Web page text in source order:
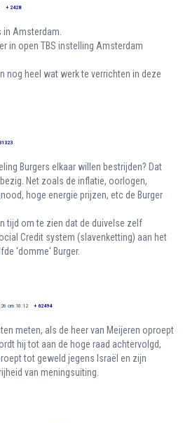
+ 2428
Amsterdam.
in open TBS instelling Amsterdam
nog heel wat werk te verrichten in deze
Burgers elkaar willen bestrijden? Dat
Net zoals de inflatie, oorlogen,
hoge energie prijzen, etc de Burger
tijd om te zien dat de duivelse zelf
Credit system (slavenketting) aan het
'domme' Burger.
om 10:12 + 62494
meten, als de heer van Meijeren oproept
hij tot aan de hoge raad achtervolgd,
tot geweld jegens Israël en zijn
van meningsuiting.